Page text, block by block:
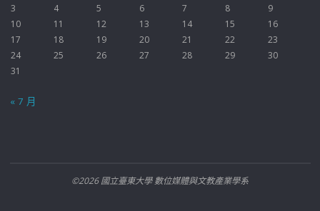
3
4 5 6 7 8
9
10
11 12 13 14 15
16
17
18 19 20 21 22
23
24
25 26 27 28 29
30
31
« 7 月
©2026 國立臺東大學 數位媒體與文教產業學系